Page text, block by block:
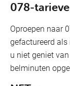
078-
Oproepen naar
gefactureerd
u niet geniet
belminuten